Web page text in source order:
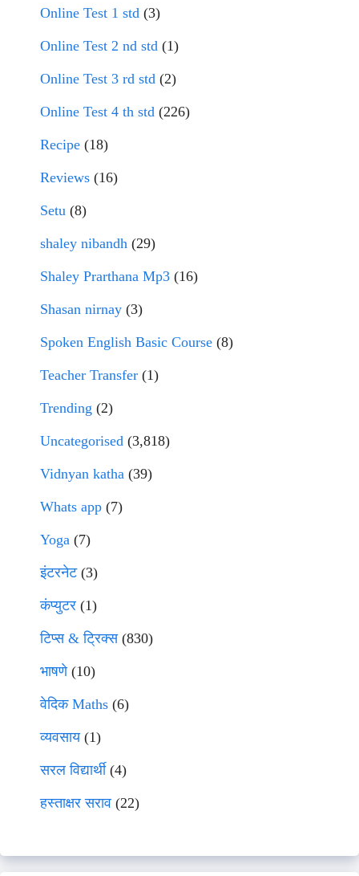
Online Test 1 std (3)
Online Test 2 nd std (1)
Online Test 3 rd std (2)
Online Test 4 th std (226)
Recipe (18)
Reviews (16)
Setu (8)
shaley nibandh (29)
Shaley Prarthana Mp3 (16)
Shasan nirnay (3)
Spoken English Basic Course (8)
Teacher Transfer (1)
Trending (2)
Uncategorised (3,818)
Vidnyan katha (39)
Whats app (7)
Yoga (7)
इंटरनेट(3)
कंप्युटर (1)
टिप्स & ट्रिक्स(830)
भाषणे(10)
वेदिक Maths (6)
व्यवसाय(1)
सरल विद्यार्थी(4)
हस्ताक्षर सराव (22)